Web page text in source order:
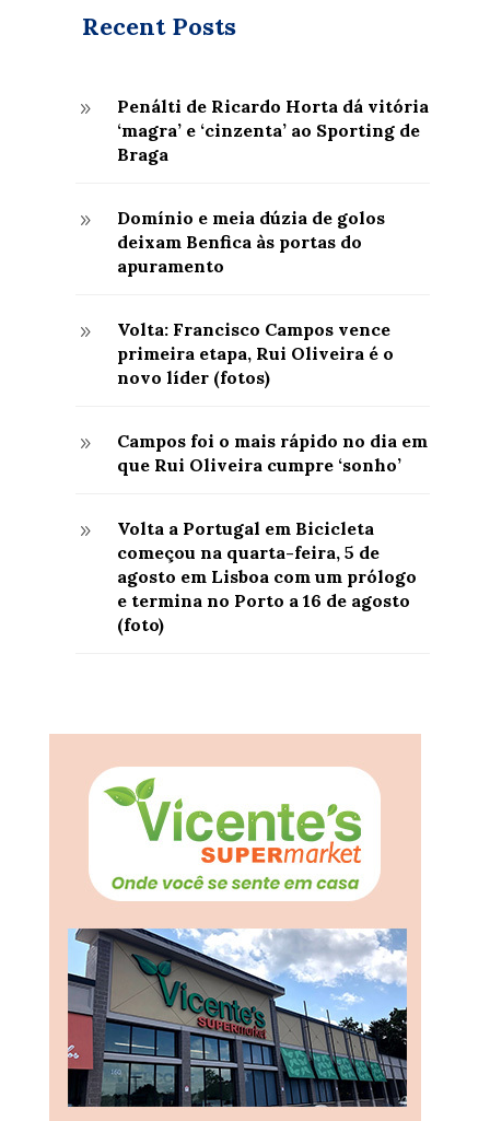
Recent Posts
9
Penálti de Ricardo Horta dá vitória
‘magra’ e ‘cinzenta’ ao Sporting de
Braga
9
Domínio e meia dúzia de golos
deixam Benfica às portas do
apuramento
9
Volta: Francisco Campos vence
primeira etapa, Rui Oliveira é o
novo líder (fotos)
9
Campos foi o mais rápido no dia em
que Rui Oliveira cumpre ‘sonho’
9
Volta a Portugal em Bicicleta
começou na quarta-feira, 5 de
agosto em Lisboa com um prólogo
e termina no Porto a 16 de agosto
(foto)